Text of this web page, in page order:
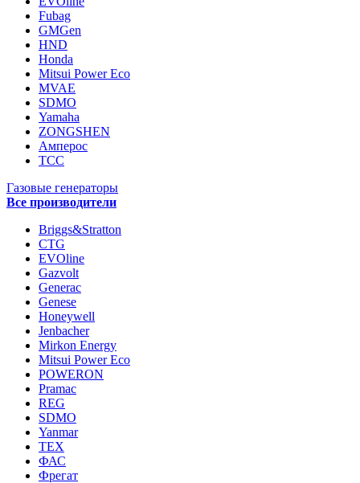
Fubag
GMGen
HND
Honda
Mitsui Power Eco
MVAE
SDMO
Yamaha
ZONGSHEN
Амперос
ТСС
Газовые генераторы
Все производители
Briggs&Stratton
CTG
EVOline
Gazvolt
Generac
Genese
Honeywell
Jenbacher
Mirkon Energy
Mitsui Power Eco
POWERON
Pramac
REG
SDMO
Yanmar
ТЕХ
ФАС
Фрегат